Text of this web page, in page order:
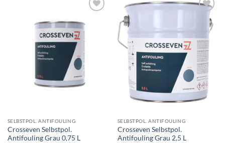
SELBSTPOL. ANTIFOULING
Crosseven Selbstpol.
Antifouling Grau 0,75 L
SELBSTPOL. ANTIFOULING
Crosseven Selbstpol.
Antifouling Grau 2,5 L